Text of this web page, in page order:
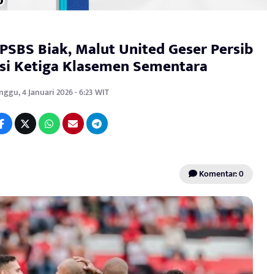
Biak, Malut United Geser Persib
Ketiga Klasemen Sementara
4 Januari 2026 - 6:23 WIT
Komentar: 0